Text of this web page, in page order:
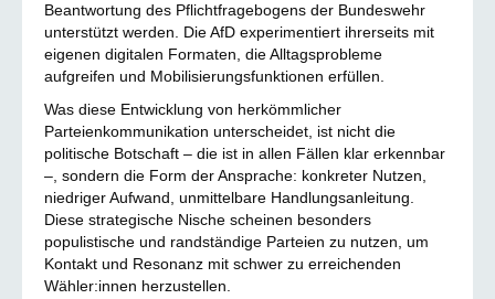
Beantwortung des Pflichtfragebogens der Bundeswehr
unterstützt werden. Die AfD experimentiert ihrerseits mit
eigenen digitalen Formaten, die Alltagsprobleme
aufgreifen und Mobilisierungsfunktionen erfüllen.
Was diese Entwicklung von herkömmlicher
Parteienkommunikation unterscheidet, ist nicht die
politische Botschaft – die ist in allen Fällen klar erkennbar
–, sondern die Form der Ansprache: konkreter Nutzen,
niedriger Aufwand, unmittelbare Handlungsanleitung.
Diese strategische Nische scheinen besonders
populistische und randständige Parteien zu nutzen, um
Kontakt und Resonanz mit schwer zu erreichenden
Wähler:innen herzustellen.